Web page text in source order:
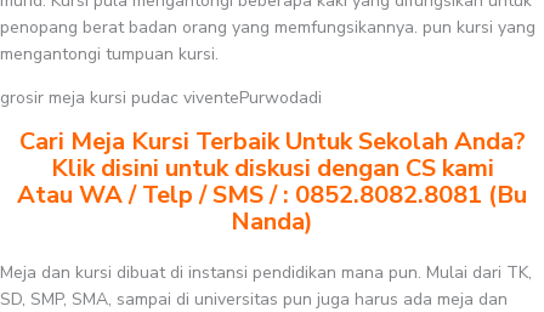
penopang berat badan orang yang memfungsikannya. pun kursi yang
mengantongi tumpuan kursi.
grosir meja kursi pudac viventePurwodadi
Cari Meja Kursi Terbaik Untuk Sekolah Anda?
Klik disini untuk diskusi dengan CS kami
Atau WA / Telp / SMS / : 0852.8082.8081 (Bu
Nanda)
Meja dan kursi dibuat di instansi pendidikan mana pun. Mulai dari TK,
SD, SMP, SMA, sampai di universitas pun juga harus ada meja dan